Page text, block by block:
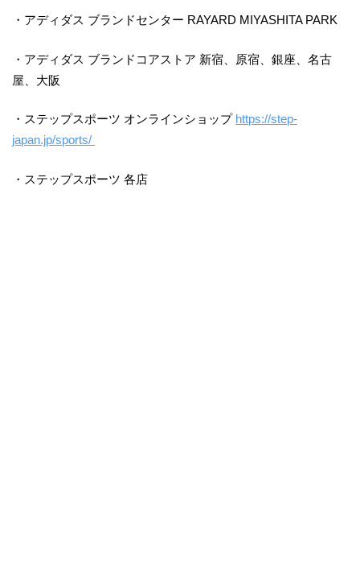
・アディダス ブランドセンター RAYARD MIYASHITA PARK
・アディダス ブランドコアストア 新宿、原宿、銀座、名古
屋、大阪
・ステップスポーツ オンラインショップ https://step-
japan.jp/sports/
・ステップスポーツ 各店